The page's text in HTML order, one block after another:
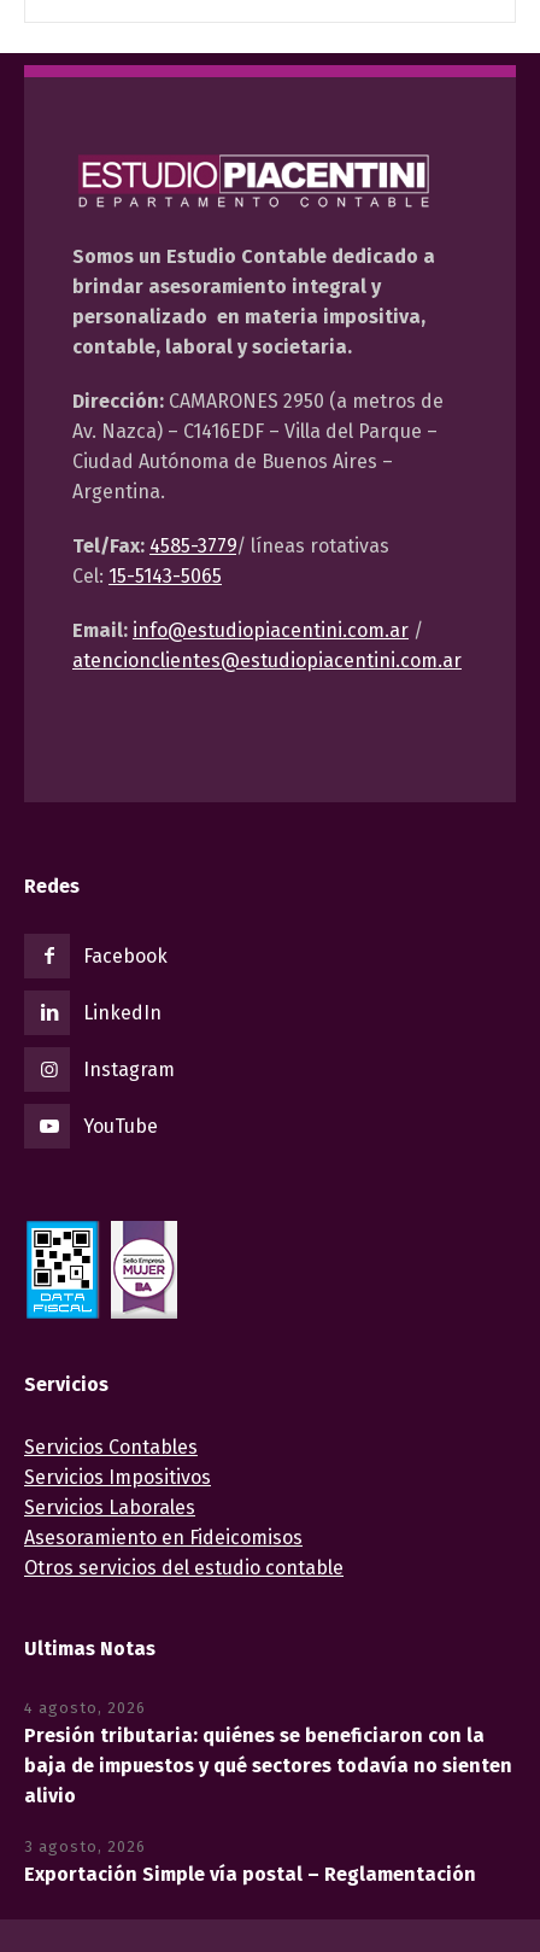
Somos un Estudio Contable dedicado a
brindar asesoramiento integral y
personalizado en materia impositiva,
contable, laboral y societaria.
Dirección: CAMARONES 2950 (a metros de
Av. Nazca) – C1416EDF – Villa del Parque –
Ciudad Autónoma de Buenos Aires –
Argentina.
Tel/Fax: 4585-3779/ líneas rotativas
Cel: 15-5143-5065
Email: info@estudiopiacentini.com.ar /
atencionclientes@estudiopiacentini.com.ar
Redes
Facebook
LinkedIn
Instagram
YouTube
Servicios
Servicios Contables
Servicios Impositivos
Servicios Laborales
Asesoramiento en Fideicomisos
Otros servicios del estudio contable
Ultimas Notas
4 agosto, 2026
Presión tributaria: quiénes se beneficiaron con la
baja de impuestos y qué sectores todavía no sienten
alivio
3 agosto, 2026
Exportación Simple vía postal – Reglamentación